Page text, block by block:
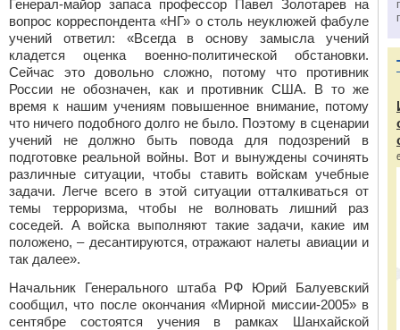
Генерал-майор запаса профессор Павел Золотарев на
вопрос корреспондента «НГ» о столь неуклюжей фабуле
учений ответил: «Всегда в основу замысла учений
кладется оценка военно-политической обстановки.
Сейчас это довольно сложно, потому что противник
России не обозначен, как и противник США. В то же
время к нашим учениям повышенное внимание, потому
что ничего подобного долго не было. Поэтому в сценарии
учений не должно быть повода для подозрений в
подготовке реальной войны. Вот и вынуждены сочинять
различные ситуации, чтобы ставить войскам учебные
задачи. Легче всего в этой ситуации отталкиваться от
темы терроризма, чтобы не волновать лишний раз
соседей. А войска выполняют такие задачи, какие им
положено, – десантируются, отражают налеты авиации и
так далее».
Начальник Генерального штаба РФ Юрий Балуевский
сообщил, что после окончания «Мирной миссии-2005» в
сентябре состоятся учения в рамках Шанхайской